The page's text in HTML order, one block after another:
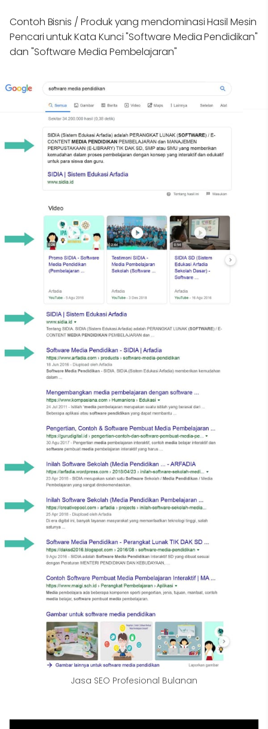
Contoh Bisnis / Produk yang mendominasi Hasil Mesin
Pencari untuk Kata Kunci "Software Media Pendidikan"
dan "Software Media Pembelajaran"
Jasa SEO Profesional Bulanan